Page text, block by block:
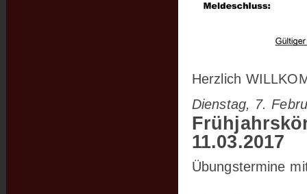
Herzlich
Dienstag, 7.
11.03.2017
Übungstermine